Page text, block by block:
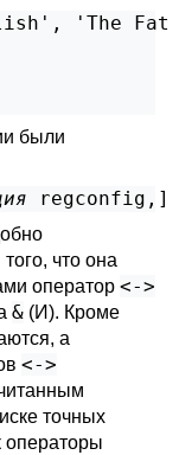
'The
были
regconfig ,
что она
оператор <->
& (И). Кроме
а
<->
точных
операторы